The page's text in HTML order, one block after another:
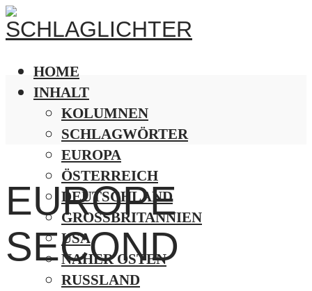
HOME
INHALT
KOLUMNEN
SCHLAGWÖRTER
EUROPA
ÖSTERREICH
DEUTSCHLAND
GROSSBRITANNIEN
USA
NAHER OSTEN
RUSSLAND
EUROPE
SECOND